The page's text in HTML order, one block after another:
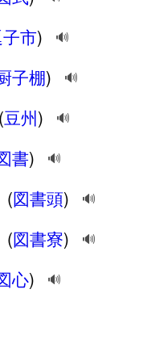
市) 🔊
子棚) 🔊
(豆州) 🔊
書) 🔊
(図書頭) 🔊
(図書寮) 🔊
心) 🔊